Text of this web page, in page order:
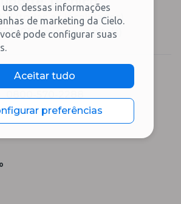
(todas as localidades)
0111 (exceto capitais)
Ouvidoria
dessas informações
de marketing da Cielo.
pode configurar suas
Aceitar tudo
preferências